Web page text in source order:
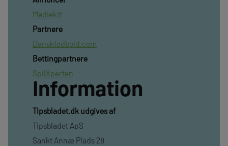
Mediekit
Partnere
Danskfodbold.com
Bettingpartnere
SpilXperten
Information
TIpsbladet.dk udgives af
Tipsbladet ApS
Sankt Annæ Plads 28